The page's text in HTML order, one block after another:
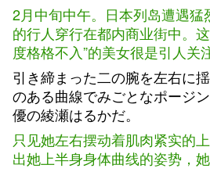
2月中旬中午。日本列岛遭遇猛
的行人穿行在都内商业街中。
度格格不入”的美女很是引人关注
引き締まった二の腕を左右に
のある曲線でみごとなポージ
優の綾瀬はるかだ。
只见她左右摆动着肌肉紧实的
出她上半身身体曲线的姿势，